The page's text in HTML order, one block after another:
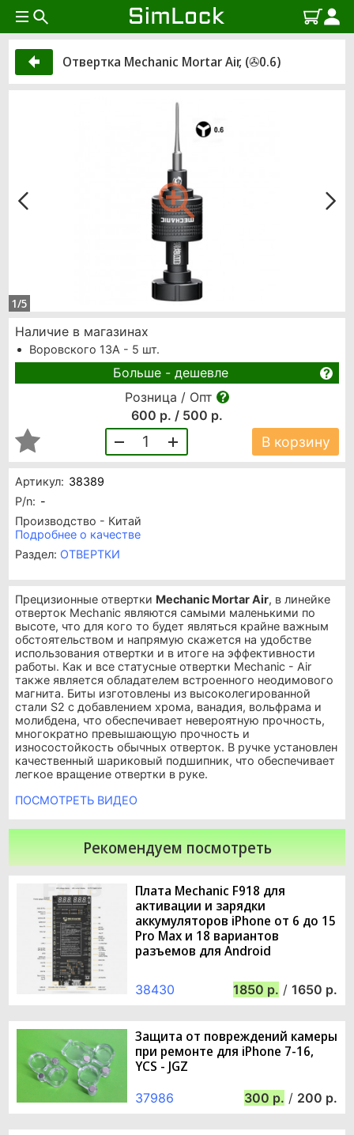
Отвертка Mechanic Mortar Air, (✇0.6)
1/5
Артикул: 38389
P/n: -
Производство - Китай
Подробнее о качестве
Раздел: ОТВЕРТКИ
Наличие в магазинах
Воровского 13А - 5 шт.
Больше - дешевле
Розница / Опт
600 р. / 500 р.
1 В корзину
Прецизионные отвертки Mechanic Mortar Air, в линейке
отверток Mechanic являются самыми маленькими по
высоте, что для кого то будет являться крайне важным
обстоятельством и напрямую скажется на удобстве
использования отвертки и в итоге на эффективности
работы. Как и все статусные отвертки Mechanic - Air
также является обладателем встроенного неодимового
магнита. Биты изготовлены из высоколегированной
стали S2 с добавлением хрома, ванадия, вольфрама и
молибдена, что обеспечивает невероятную прочность,
многократно превышающую прочность и
износостойкость обычных отверток. В ручке установлен
качественный шариковый подшипник, что обеспечивает
легкое вращение отвертки в руке.
ПОСМОТРЕТЬ ВИДЕО
Рекомендуем посмотреть
Плата Mechanic F918 для
активации и зарядки
аккумуляторов iPhone от 6 до 15
Pro Max и 18 вариантов
разъемов для Android
38430 1850 / 1650
Защита от повреждений камеры
при ремонте для iPhone 7-16,
YCS - JGZ
37986 300 / 200